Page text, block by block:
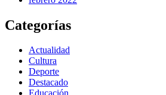
Categorías
Actualidad
Cultura
Deporte
Destacado